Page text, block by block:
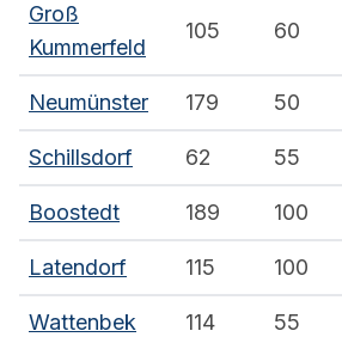
Groß
Kummerfeld
105 60
Neumünster 179 50
Schillsdorf 62 55
Boostedt 189 100
Latendorf 115 100
Wattenbek 114 55